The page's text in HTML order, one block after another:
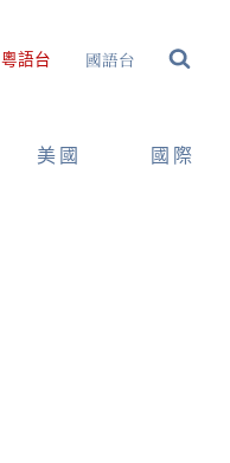
粵語台 國語台
美國 國際